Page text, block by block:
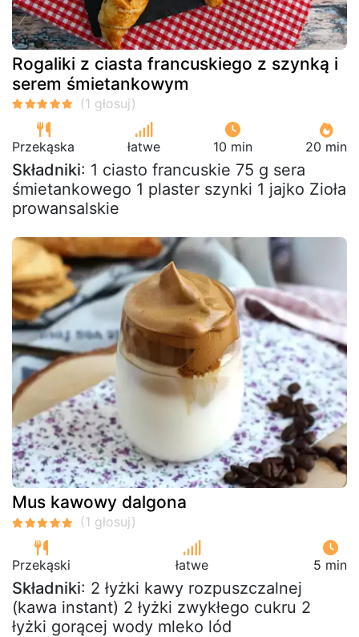
Rogaliki z ciasta francuskiego z szynką i
serem śmietankowym
Przekąska łatwe 10 min 20 min
Składniki: 1 ciasto francuskie 75 g sera
śmietankowego 1 plaster szynki 1 jajko Zioła
prowansalskie
Mus kawowy dalgona
Przekąski łatwe 5 min
Składniki: 2 łyżki kawy rozpuszczalnej
(kawa instant) 2 łyżki zwykłego cukru 2
łyżki gorącej wody mleko lód